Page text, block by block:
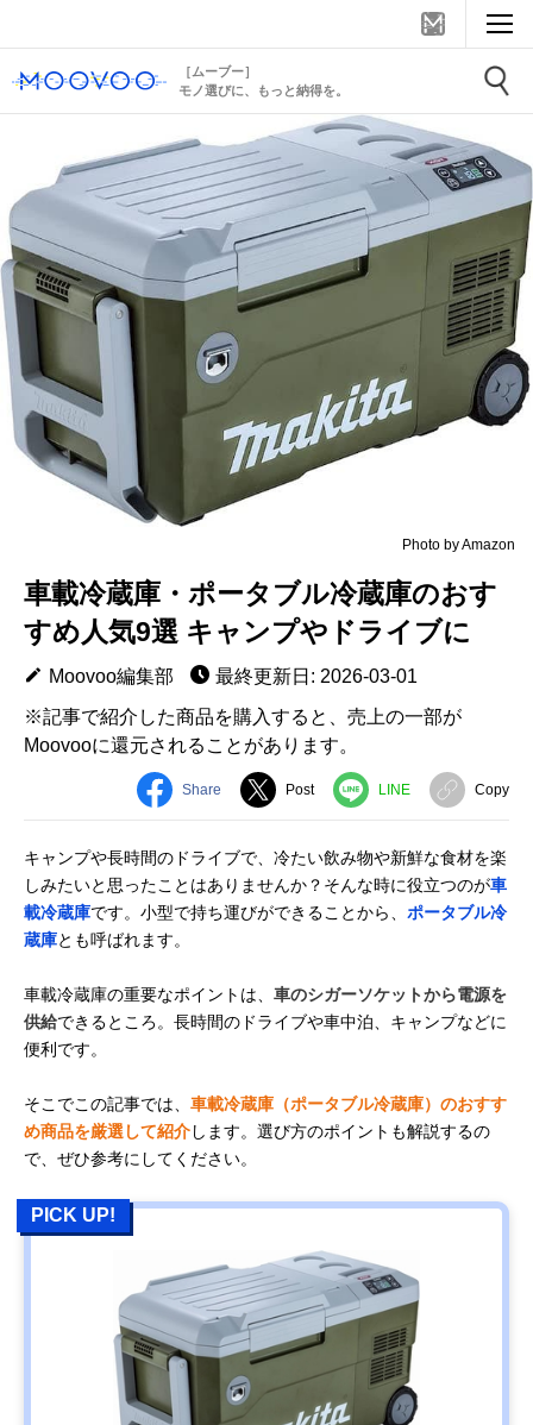
［ムーブー］
モノ選びに、もっと納得を。
Photo by Amazon
車載冷蔵庫・ポータブル冷蔵庫のおす
すめ人気9選 キャンプやドライブに
Moovoo編集部
最終更新日: 2026-03-01
※記事で紹介した商品を購入すると、売上の一部が
Moovooに還元されることがあります。
Share Post LINE Copy
キャンプや長時間のドライブで、冷たい飲み物や新鮮な食材を楽
しみたいと思ったことはありませんか？そんな時に役立つのが車
載冷蔵庫です。小型で持ち運びができることから、 ポータブル冷
蔵庫とも呼ばれます。
車載冷蔵庫の重要なポイントは、 車のシガーソケットから電源を
供給できるところ。長時間のドライブや車中泊、キャンプなどに
便利です。
そこでこの記事では、 車載冷蔵庫（ポータブル冷蔵庫）のおすす
め商品を厳選して紹介します。選び方のポイントも解説するの
で、ぜひ参考にしてください。
PICK UP!